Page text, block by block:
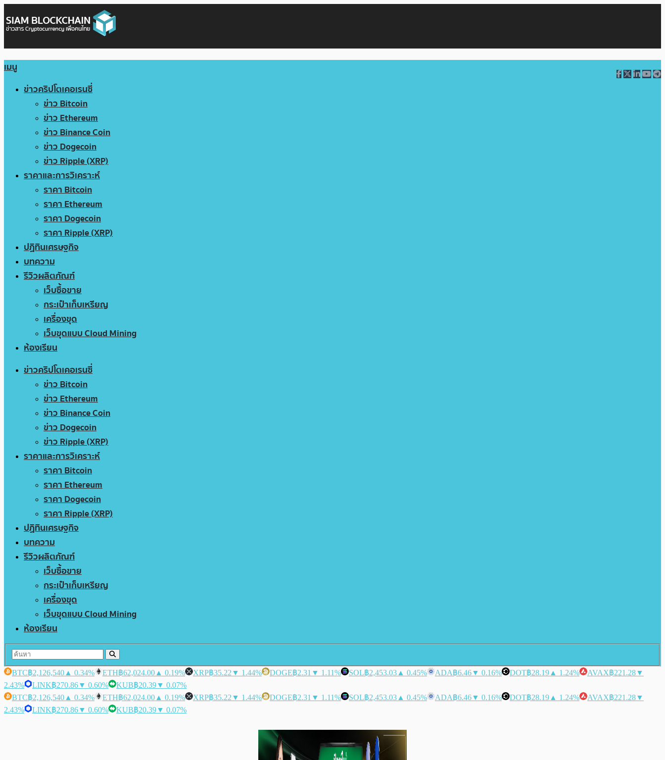
เมนู
ข่าวคริปโตเคอเรนซี่
ข่าว Bitcoin
ข่าว Ethereum
ข่าว Binance Coin
ข่าว Dogecoin
ข่าว Ripple (XRP)
ราคาและการวิเคราะห์
ราคา Bitcoin
ราคา Ethereum
ราคา Dogecoin
ราคา Ripple (XRP)
ปฏิทินเศรษฐกิจ
บทความ
รีวิวผลิตภัณฑ์
เว็บซื้อขาย
กระเป๋าเก็บเหรียญ
เครื่องขุด
เว็บขุดแบบ Cloud Mining
ห้องเรียน
ข่าวคริปโตเคอเรนซี่
ข่าว Bitcoin
ข่าว Ethereum
ข่าว Binance Coin
ข่าว Dogecoin
ข่าว Ripple (XRP)
ราคาและการวิเคราะห์
ราคา Bitcoin
ราคา Ethereum
ราคา Dogecoin
ราคา Ripple (XRP)
ปฏิทินเศรษฐกิจ
บทความ
รีวิวผลิตภัณฑ์
เว็บซื้อขาย
กระเป๋าเก็บเหรียญ
เครื่องขุด
เว็บขุดแบบ Cloud Mining
ห้องเรียน
BTC฿2,126,540 ▲ 0.34% ETH฿62,024.00 ▲ 0.19% XRP฿35.22 ▼ 1.44% DOGE฿2.31 ▼ 1.11% SOL฿2,453.03 ▲ 0.45% ADA฿6.46▼ 0.16% DOT฿28.19 ▲ 1.24% AVAX฿221.28▼
2.43%
LINK฿270.86▼ 0.60% KUB฿20.39▼ 0.07%
BTC฿2,126,540 ▲ 0.34% ETH฿62,024.00 ▲ 0.19% XRP฿35.22 ▼ 1.44% DOGE฿2.31 ▼ 1.11% SOL฿2,453.03 ▲ 0.45% ADA฿6.46▼ 0.16% DOT฿28.19 ▲ 1.24% AVAX฿221.28▼
2.43%
LINK฿270.86▼ 0.60% KUB฿20.39▼ 0.07%